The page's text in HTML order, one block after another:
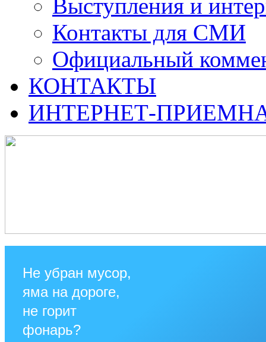
Выступления и
Контакты для СМИ
Официальный
КОНТАКТЫ
ИНТЕРНЕТ-
Не убран мусор,
яма на дороге,
не горит
фонарь?